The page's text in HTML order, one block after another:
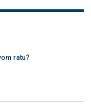
ratu?